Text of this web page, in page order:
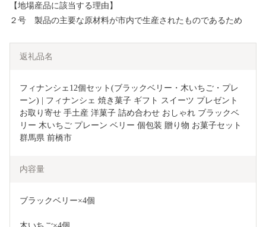
【地場産品に該当する理由】
２号 製品の主要な原材料が市内で生産されたものであるため
返礼品名
フィナンシェ12個セット(ブラックベリー・木いちご・プレ
ーン) | フィナンシェ 焼き菓子 ギフト スイーツ プレゼント
お取り寄せ 手土産 洋菓子 詰め合わせ おしゃれ ブラックベ
リー 木いちご プレーン ベリー 個包装 贈り物 お菓子セット
群馬県 前橋市
内容量
ブラックベリー×4個